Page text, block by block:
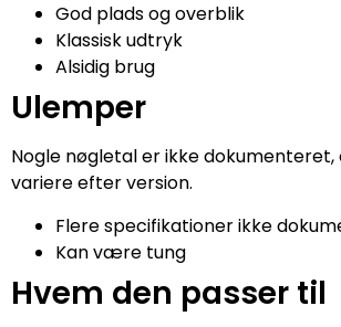
God plads og overblik
Klassisk udtryk
Alsidig brug
Ulemper
Nogle nøgletal er ikke
variere efter version.
Flere specifikationer ikke
Kan være tung
Hvem den passer til